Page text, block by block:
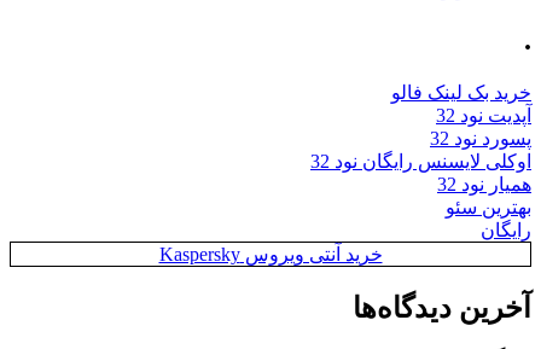
.
خرید بک لینک فالو
آپدیت نود 32
پسورد نود 32
اوکلی لایسنس رایگان نود 32
همیار نود 32
بهترین سئو
رایگان
خرید آنتی ویروس Kaspersky
آخرین دیدگاه‌ها